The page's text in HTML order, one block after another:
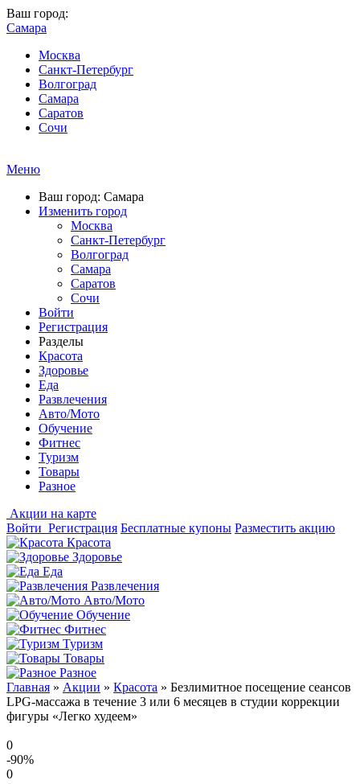
Ваш город:
Самара
Москва
Санкт-Петербург
Волгоград
Самара
Саратов
Сочи
Меню
Ваш город: Самара
Изменить город
Москва
Санкт-Петербург
Волгоград
Самара
Саратов
Сочи
Войти
Регистрация
Разделы
Красота
Здоровье
Еда
Развлечения
Авто/Мото
Обучение
Фитнес
Туризм
Товары
Разное
Акции на карте
Войти Регистрация Бесплатные купоны Разместить акцию
Красота
Здоровье
Еда
Развлечения
Авто/Мото
Обучение
Фитнес
Туризм
Товары
Разное
Главная » Акции » Красота » Безлимитное посещение сеансов
LPG-массажа в течение 3 или 6 месяцев в студии коррекции
фигуры «Легко худеем»
0
-90%
0